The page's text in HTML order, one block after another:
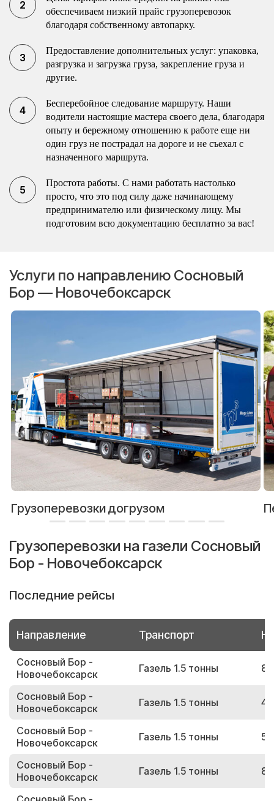
обеспечиваем низкий прайс грузоперевозок
благодаря собственному автопарку.
Предоставление дополнительных услуг: упаковка,
разгрузка и загрузка груза, закрепление груза и
другие.
Бесперебойное следование маршруту. Наши
водители настоящие мастера своего дела, благодаря
опыту и бережному отношению к работе еще ни
один груз не пострадал на дороге и не съехал с
назначенного маршрута.
Простота работы. С нами работать настолько
просто, что это под силу даже начинающему
предпринимателю или физическому лицу. Мы
подготовим всю документацию бесплатно за вас!
Услуги по направлению Сосновый
Бор — Новочебоксарск
Грузоперевозки догрузом
Грузоперевозки на газели Сосновый
Бор - Новочебоксарск
Последние рейсы
Направление Транспорт
Сосновый Бор -
Новочебоксарск
Газель 1.5 тонны
Сосновый Бор -
Новочебоксарск
Газель 1.5 тонны
Сосновый Бор -
Новочебоксарск
Газель 1.5 тонны
Сосновый Бор -
Новочебоксарск
Газель 1.5 тонны